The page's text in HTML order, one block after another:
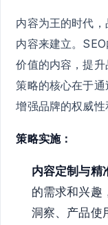
内容为王的时代
内容来建立。
价值的内容，提
策略的核心在于通
增强品牌的权威性
策略实施：
内容定制与精
的需求和兴趣
洞察、产品使